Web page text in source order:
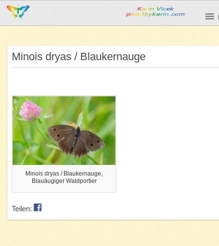
Minois dryas / Blaukernauge
Minois dryas / Blaukernauge,
Blauäugiger Waldportier
Teilen: